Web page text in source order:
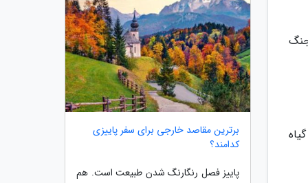
از جنگ
برترین مقاصد خارجی برای سفر پاییزی
کدامند؟
پاییز فصل رنگارنگ شدن طبیعت است. هم